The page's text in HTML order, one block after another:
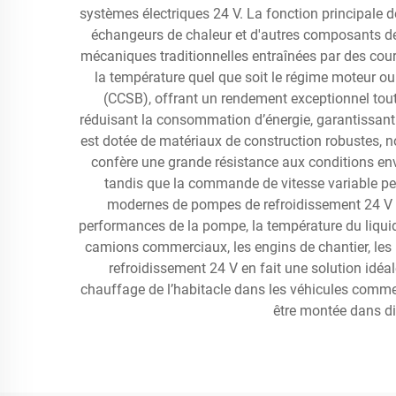
systèmes électriques 24 V. La fonction principale
échangeurs de chaleur et d'autres composants
mécaniques traditionnelles entraînées par des
la température quel que soit le régime moteur
(CCSB), offrant un rendement exceptionnel
réduisant la consommation d’énergie,
est dotée de matériaux de construction robustes,
confère une grande résistance aux conditions
tandis que la commande de vitesse variable
modernes de pompes de refroidissement 24
performances de la pompe, la température du
camions commerciaux, les engins de chantier,
refroidissement 24 V en fait une solution
chauffage de l’habitacle dans les véhicules
être montée dans